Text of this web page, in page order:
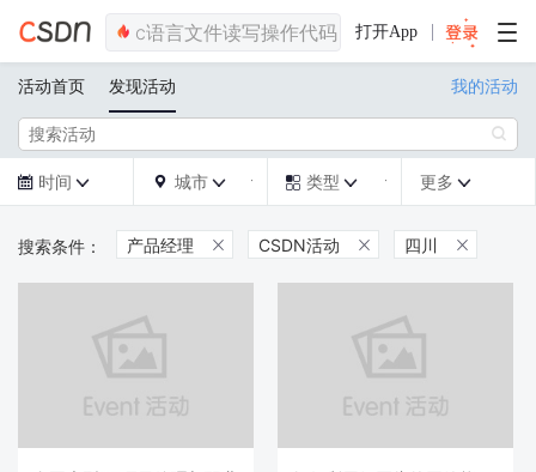
打开App
活动首页 发现活动 我的活动

 时间   城市   类型  更多 
产品经理  CSDN活动  四川 